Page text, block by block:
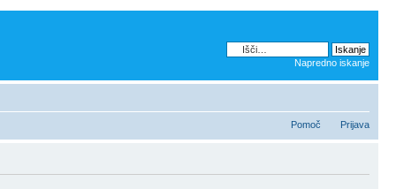
Napredno iskanje
Pomoč Prijava